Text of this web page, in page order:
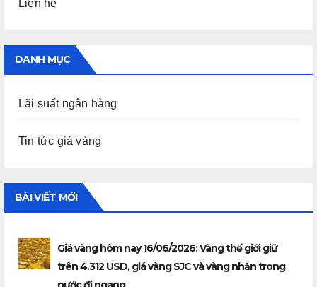
Liên hệ
DANH MỤC
Lãi suất ngân hàng
Tin tức giá vàng
BÀI VIẾT MỚI
Giá vàng hôm nay 16/06/2026: Vàng thế giới giữ
trên 4.312 USD, giá vàng SJC và vàng nhẫn trong